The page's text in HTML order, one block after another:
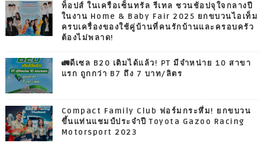
ท็อปส์ ในเครือเซ็นทรัล รีเทล ชวนช้อปจุใจกลางปี
ในงาน Home & Baby Fair 2025 ยกขบวนไอเท็ม
ครบเครื่องของใช้คู่บ้านที่คนรักบ้านและครอบครัว
ต้องไม่พลาด!
🚛ดีเซล B20 เติมได้แล้ว! PT มีจำหน่าย 10 สาขา
แรก ถูกกว่า B7 ถึง 7 บาท/ลิตร
Compact Family Club ฟอร์มกระหึ่ม! ยกขบวน
ขึ้นแท่นแชมป์ประจำปี Toyota Gazoo Racing
Motorsport 2023